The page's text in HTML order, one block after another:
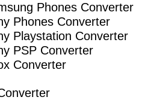
Phones Converter
Phones Converter
Playstation Converter
PSP Converter
Converter